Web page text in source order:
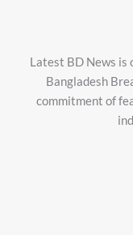
Latest BD News is
Bangladesh
commitment of